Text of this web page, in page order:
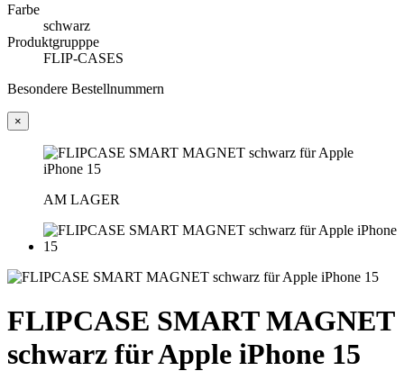
Farbe
schwarz
Produktgrupppe
FLIP-CASES
Besondere Bestellnummern
×
AM LAGER
FLIPCASE SMART MAGNET
schwarz für Apple iPhone 15